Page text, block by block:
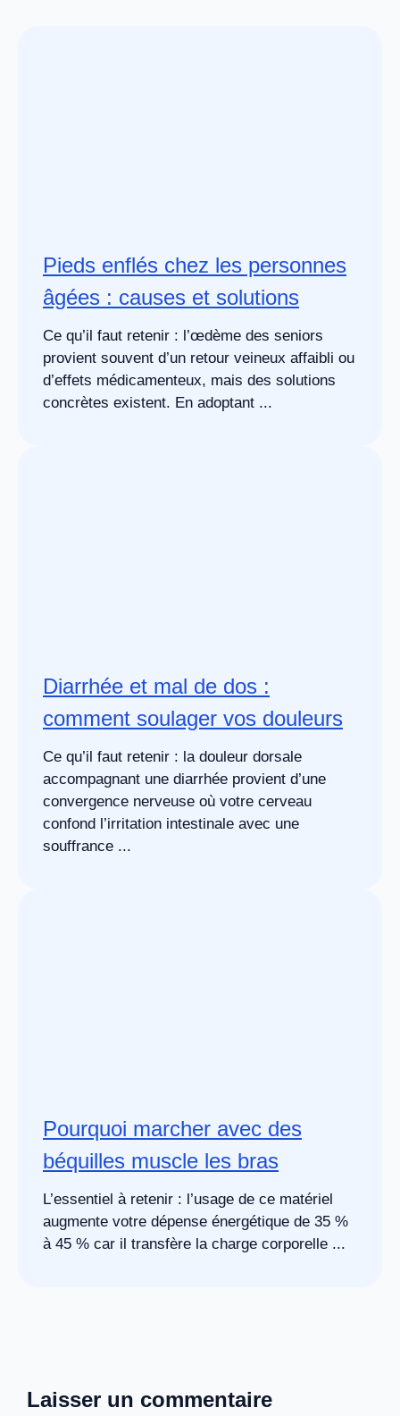
Pieds enflés chez les personnes
âgées : causes et solutions
Ce qu’il faut retenir : l’œdème des seniors
provient souvent d’un retour veineux affaibli ou
d’effets médicamenteux, mais des solutions
concrètes existent. En adoptant ...
Diarrhée et mal de dos :
comment soulager vos douleurs
Ce qu’il faut retenir : la douleur dorsale
accompagnant une diarrhée provient d’une
convergence nerveuse où votre cerveau
confond l’irritation intestinale avec une
souffrance ...
Pourquoi marcher avec des
béquilles muscle les bras
L’essentiel à retenir : l’usage de ce matériel
augmente votre dépense énergétique de 35 %
à 45 % car il transfère la charge corporelle ...
Laisser un commentaire